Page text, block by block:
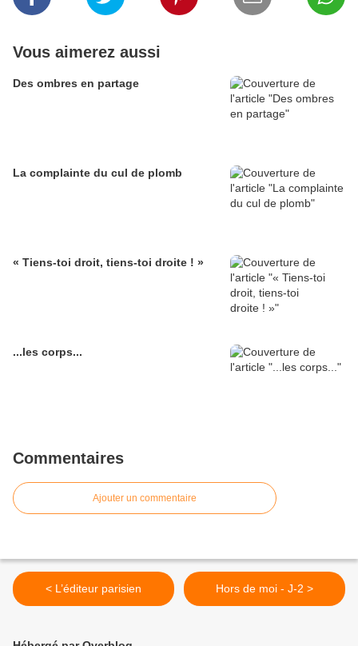
Vous aimerez aussi
Des ombres en partage
La complainte du cul de plomb
« Tiens-toi droit, tiens-toi droite ! »
...les corps...
Commentaires
Ajouter un commentaire
< L’éditeur parisien Hors de moi - J-2 >